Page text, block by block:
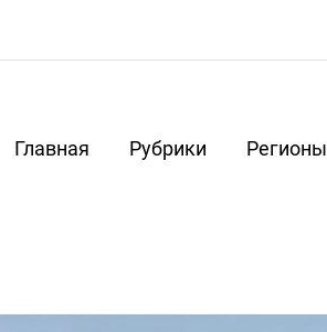
Главная Рубрики Регионы